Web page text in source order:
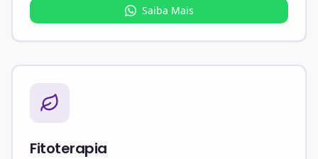
Saiba Mais
Fitoterapia